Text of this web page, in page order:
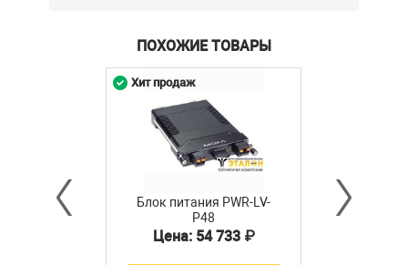
ПОХОЖИЕ ТОВАРЫ
Блок питания PWR-LV-
P48
Цена: 54 733 ₽
Хит продаж